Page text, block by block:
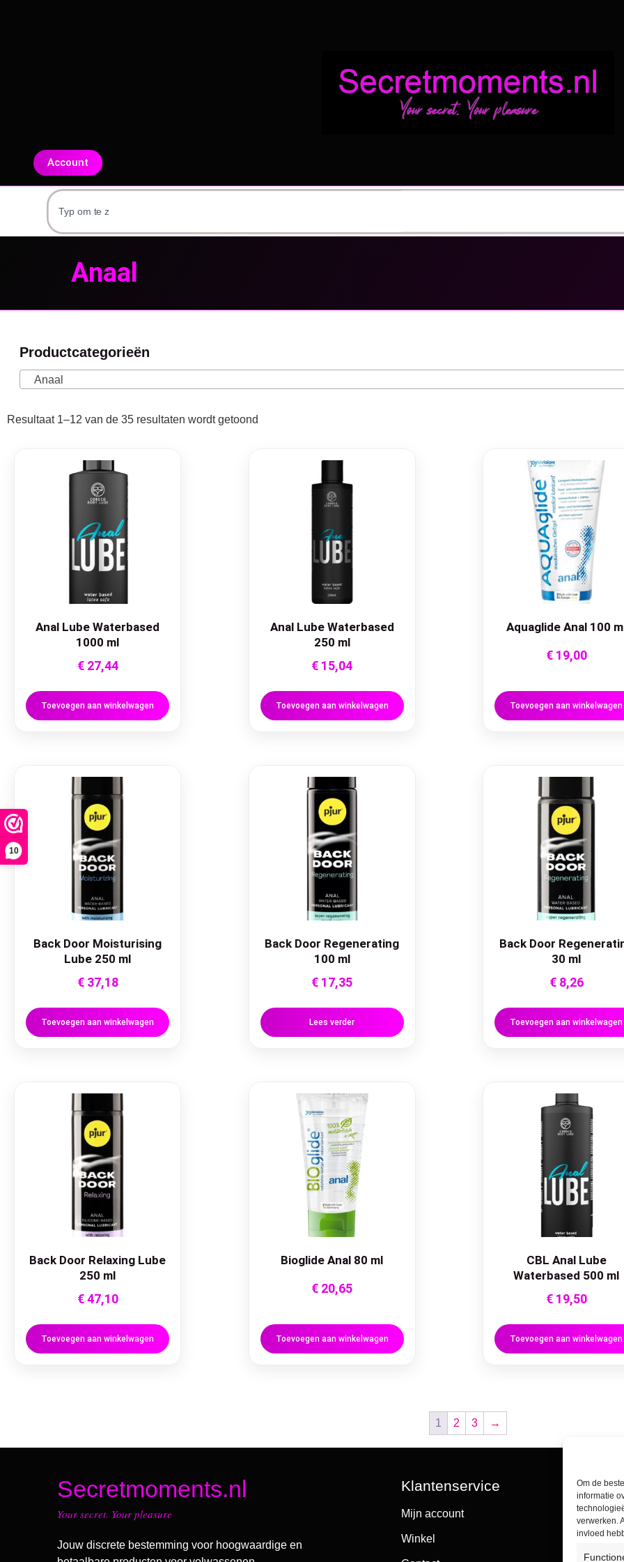
10
Om de
informatie
verwerken.
invloed
Account
Anaal
Productcategorieën
Anaal
Resultaat 1–12 van de 35 resultaten wordt getoond
Anal Lube Waterbased
1000 ml
€27,44
Toevoegen aan winkelwagen
Anal Lube Waterbased
250 ml
€ 15,04
Toevoegen aan winkelwagen
Aquaglide Anal 100
€19,00
Toevoegen aan winkelwagen
Back Door Moisturising
Lube 250 ml
€37,18
Toevoegen aan winkelwagen
Back Door Regenerating
100 ml
€ 17,35
Lees verder
Back Door
30 ml
€8,26
Toevoegen aan winkelwagen
Back Door Relaxing Lube
250 ml
€47,10
Toevoegen aan winkelwagen
Bioglide Anal 80 ml
€ 20,65
Toevoegen aan winkelwagen
CBL Anal Lube
Waterbased 500 ml
€19,50
Toevoegen aan winkelwagen
1 2 3 →
Secretmoments.nl
Your secret. Your pleasure
Jouw discrete bestemming voor hoogwaardige en
Klantenservice
Mijn account
Winkel